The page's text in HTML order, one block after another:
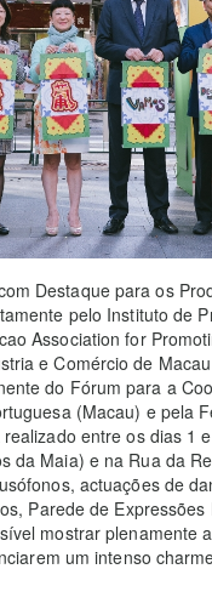
Destaque para os
pelo Instituto de
Association for
e Comércio de
do Fórum para a
(Macau) e pela
entre os dias 1
da Maia) e na Rua da
actuações de
Parede de
mostrar plenamente
um intenso